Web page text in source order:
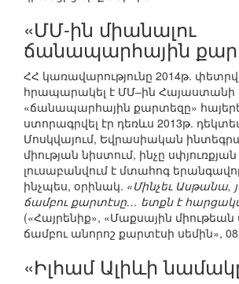
«ՄՄ-ին միանալու
ճանապարհային
ՀՀ կառավարությունը 2014թ.
հրապարակել է ՄՄ–ին Հայաստանի
«ճանապարհային քարտեզը»
ստորագրվել էր դեռևս 2013թ.
Մոսկվայում, Եվրասիական
միության նիստում, ինչը
լուսաբանվում է մտահոգ
ինչպես, օրինակ. «Մինչեւ Ասթանա,
ճամբու քարտէսը… ետքն է
(«Հայրենիք», «Մաքսային
ճամբու անորոշ քարտէսի սեմին»,
«Իլհամ Ալիևի